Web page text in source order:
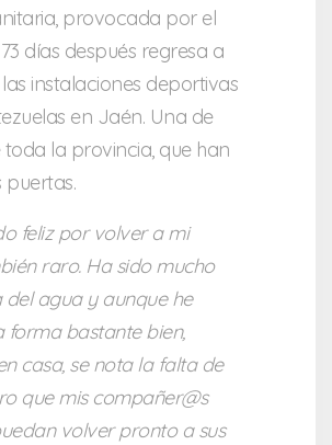
provocada por el
días después regresa a
instalaciones deportivas
en Jaén. Una de
toda la provincia, que han
puertas.
feliz por volver a mi
raro. Ha sido mucho
agua y aunque he
forma bastante bien,
casa, se nota la falta de
que mis compañer@s
volver pronto a sus